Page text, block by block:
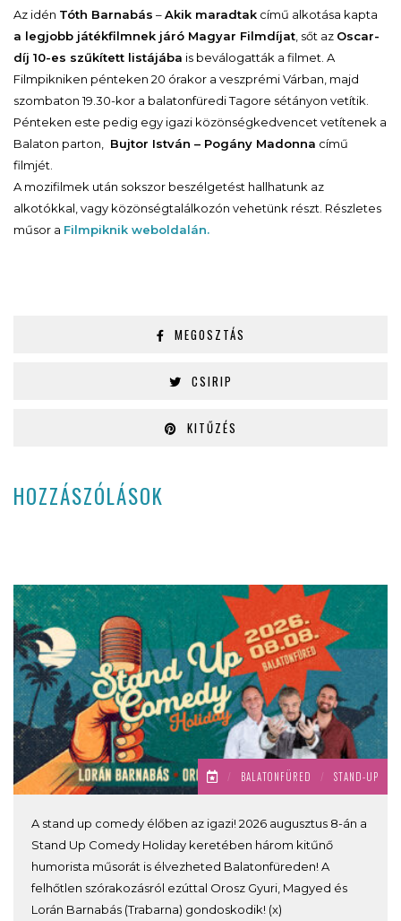
Az idén Tóth Barnabás –Akik maradtak című alkotása kapta
a legjobb játékfilmnek járó Magyar Filmdíjat , sőt az Oscar-
díj 10-es szűkített listájába is beválogatták a filmet. A
Filmpikniken pénteken 20 órakor a veszprémi Várban, majd
szombaton 19.30-kor a balatonfüredi Tagore sétányon vetítik.
Pénteken este pedig egy igazi közönségkedvencet vetítenek a
Balaton parton,
Bujtor István – Pogány Madonna című
filmjét.
A mozifilmek után sokszor beszélgetést hallhatunk az
alkotókkal, vagy közönségtalálkozón vehetünk részt. Részletes
műsor a Filmpiknik weboldalán.
MEGOSZTÁS
CSIRIP
KITŰZÉS
HOZZÁSZÓLÁSOK
/ BALATONFÜRED / STAND-UP
A stand up comedy élőben az igazi! 2026 augusztus 8-án a
Stand Up Comedy Holiday keretében három kitűnő
humorista műsorát is élvezheted Balatonfüreden! A
felhőtlen szórakozásról ezúttal Orosz Gyuri, Magyed és
Lorán Barnabás (Trabarna) gondoskodik! (x)